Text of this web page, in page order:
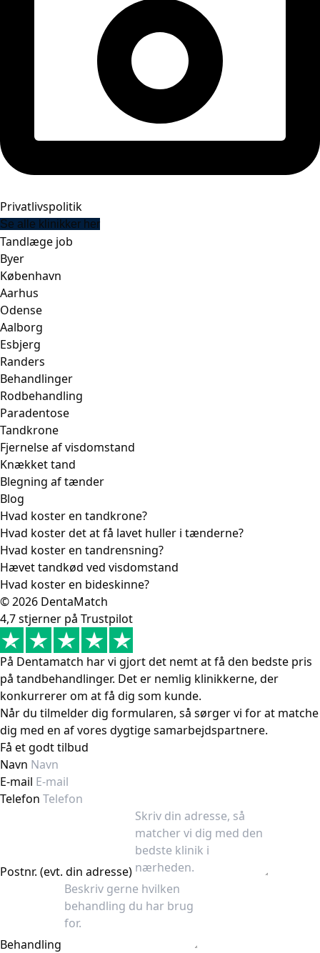
Privatlivspolitik
Se alle klinikker her
Tandlæge job
Byer
København
Aarhus
Odense
Aalborg
Esbjerg
Randers
Behandlinger
Rodbehandling
Paradentose
Tandkrone
Fjernelse af visdomstand
Knækket tand
Blegning af tænder
Blog
Hvad koster en tandkrone?
Hvad koster det at få lavet huller i tænderne?
Hvad koster en tandrensning?
Hævet tandkød ved visdomstand
Hvad koster en bideskinne?
© 2026 DentaMatch
4,7 stjerner på Trustpilot
På Dentamatch har vi gjort det nemt at få den bedste pris
på tandbehandlinger. Det er nemlig klinikkerne, der
konkurrerer om at få dig som kunde.
Når du tilmelder dig formularen, så sørger vi for at matche
dig med en af vores dygtige samarbejdspartnere.
Få et godt tilbud
Navn
E-mail
Telefon
Postnr. (evt. din adresse)
Behandling